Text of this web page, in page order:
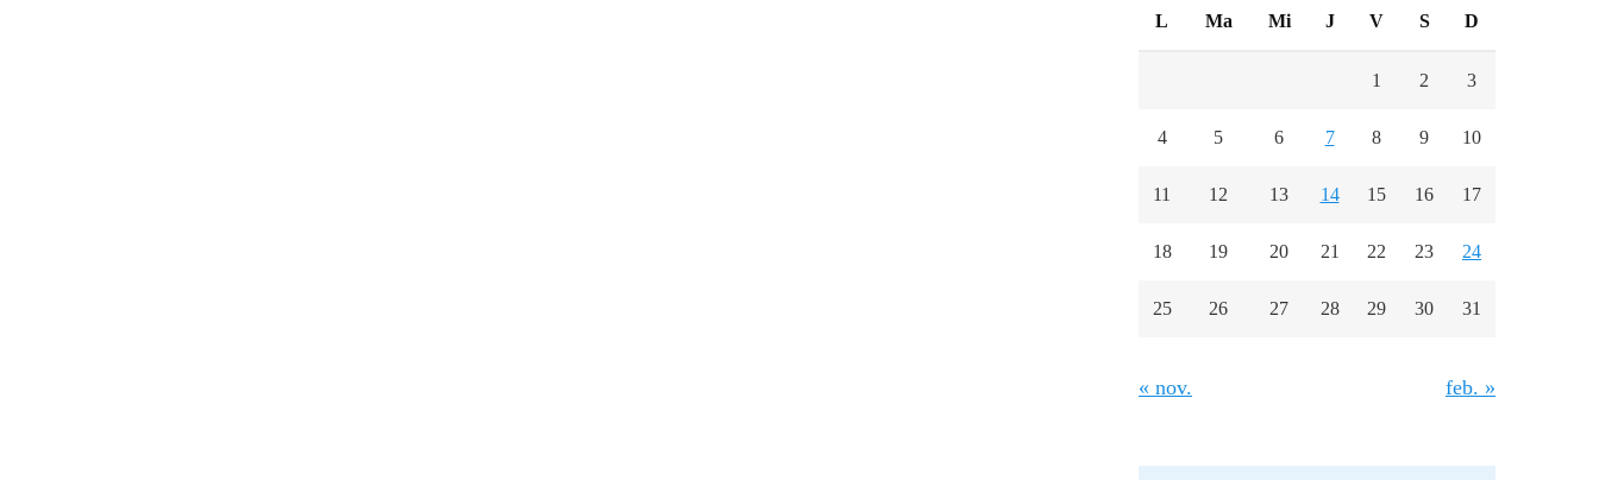
L Ma Mi J V S D
1 2 3
4 5 6 7 8 9 10
11 12 13 14 15 16 17
18 19 20 21 22 23 24
25 26 27 28 29 30 31
« nov. feb. »